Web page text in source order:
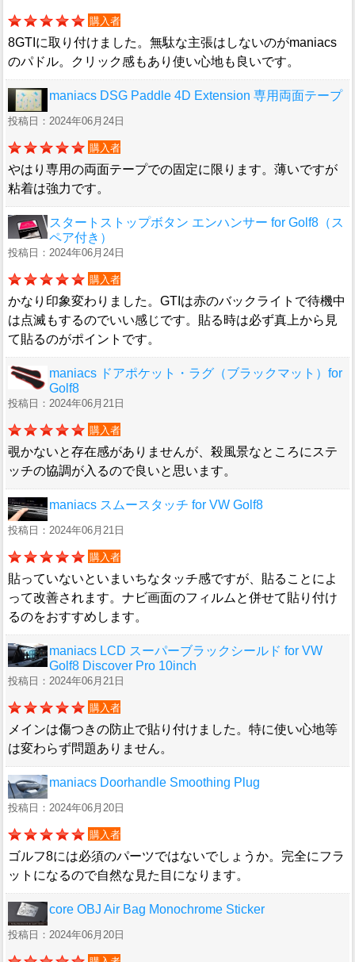
購入者
8GTIに取り付けました。無駄な主張はしないのがmaniacs
のパドル。クリック感もあり使い心地も良いです。
maniacs DSG Paddle 4D Extension 専用両面テープ
投稿日：2024年06月24日
購入者
やはり専用の両面テープでの固定に限ります。薄いですが
粘着は強力です。
スタートストップボタン エンハンサー for Golf8（ス
ペア付き）
投稿日：2024年06月24日
購入者
かなり印象変わりました。GTIは赤のバックライトで待機中
は点滅もするのでいい感じです。貼る時は必ず真上から見
て貼るのがポイントです。
maniacs ドアポケット・ラグ（ブラックマット）for
Golf8
投稿日：2024年06月21日
購入者
覗かないと存在感がありませんが、殺風景なところにステ
ッチの協調が入るので良いと思います。
maniacs スムースタッチ for VW Golf8
投稿日：2024年06月21日
購入者
貼っていないといまいちなタッチ感ですが、貼ることによ
って改善されます。ナビ画面のフィルムと併せて貼り付け
るのをおすすめします。
maniacs LCD スーパーブラックシールド for VW
Golf8 Discover Pro 10inch
投稿日：2024年06月21日
購入者
メインは傷つきの防止で貼り付けました。特に使い心地等
は変わらず問題ありません。
maniacs Doorhandle Smoothing Plug
投稿日：2024年06月20日
購入者
ゴルフ8には必須のパーツではないでしょうか。完全にフラ
ットになるので自然な見た目になります。
core OBJ Air Bag Monochrome Sticker
投稿日：2024年06月20日